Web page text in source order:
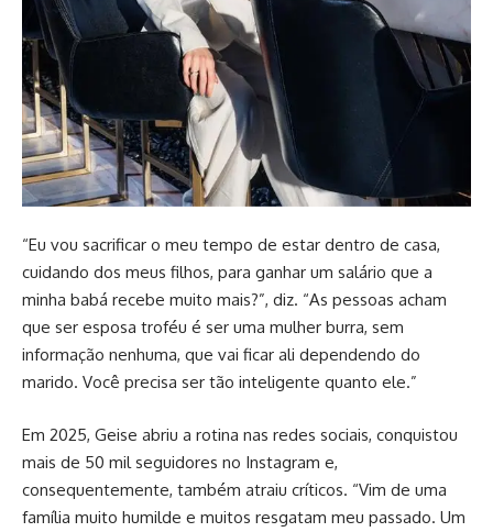
“Eu vou sacrificar o meu tempo de estar dentro de casa,
cuidando dos meus filhos, para ganhar um salário que a
minha babá recebe muito mais?”, diz. “As pessoas acham
que ser esposa troféu é ser uma mulher burra, sem
informação nenhuma, que vai ficar ali dependendo do
marido. Você precisa ser tão inteligente quanto ele.”
Em 2025, Geise abriu a rotina nas redes sociais, conquistou
mais de 50 mil seguidores no Instagram e,
consequentemente, também atraiu críticos. “Vim de uma
família muito humilde e muitos resgatam meu passado. Um